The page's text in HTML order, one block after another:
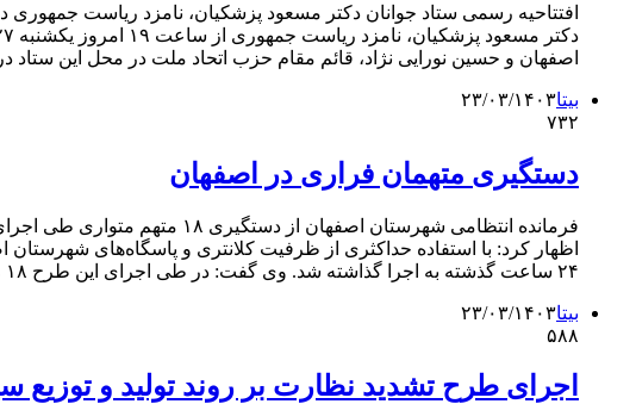
افتتاحیه رسمی ستاد جوانان دکتر مسعود پزشکیان، نامزد ریاست جمهوری
اصفهان و حسین نورایی نژاد، قائم مقام حزب اتحاد ملت در محل این ستاد در میدان
بیتا۲۳/۰۳/۱۴۰۳
۷۳۲
دستگیری متهمان فراری در اصفهان
فرمانده انتظامی شهرستان
اظهار کرد: با استفاده حداکثری از ظرفیت کلانتری و پاسگاه‌های
۲۴ ساعت گذشته به اجرا گذاشته شد. وی گفت: در طی اجرای این طرح ۱۸ متهم متواری شناسایی و در چند عملیات…
بیتا۲۳/۰۳/۱۴۰۳
۵۸۸
اجرای طرح تشدید نظارت بر روند تولید و توزیع